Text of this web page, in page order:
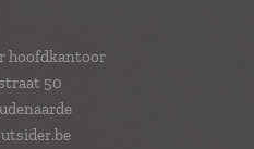
hoofdkantoor
50